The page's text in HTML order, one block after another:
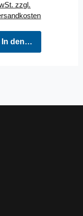
zzgl.
In den Warenkorb